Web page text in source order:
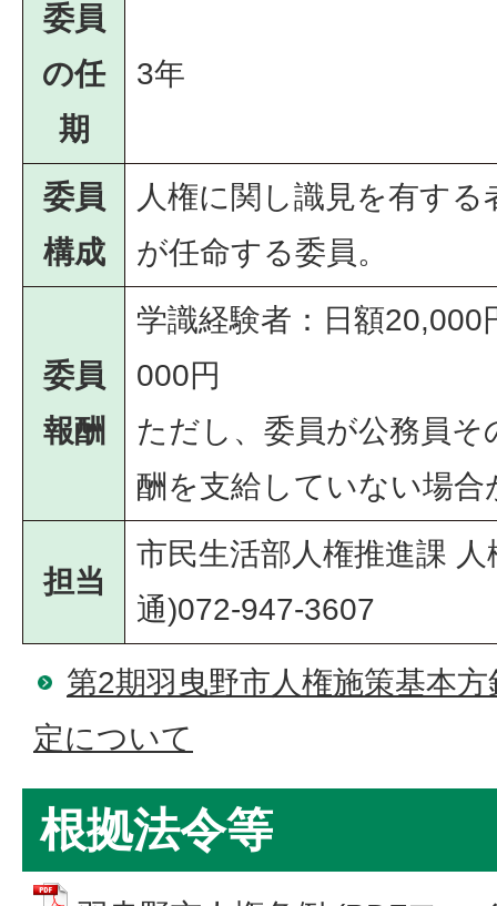
委員
の任
期
3年
委員
構成
人権に関し識見を有す
が任命する委員。
委員
報酬
学識経験者：日額20,000
000円
ただし、委員が公務員
酬を支給していない場合
担当
市民生活部人権推進課
通)072-947-3607
第2期羽曳野市人権施策基本
定について
根拠法令等